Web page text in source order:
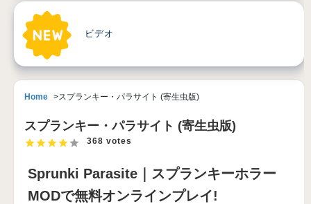
ビデオ
Home スプランキー・パラサイト (寄生虫版)
スプランキー・パラサイト (寄生虫版)
368 votes
Sprunki Parasite｜スプランキーホラー
MODで無料オンラインプレイ!